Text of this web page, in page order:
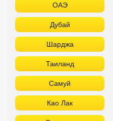
Као Лак
Вьетнам
Фантьет
Шри Ланка
Мальдивы